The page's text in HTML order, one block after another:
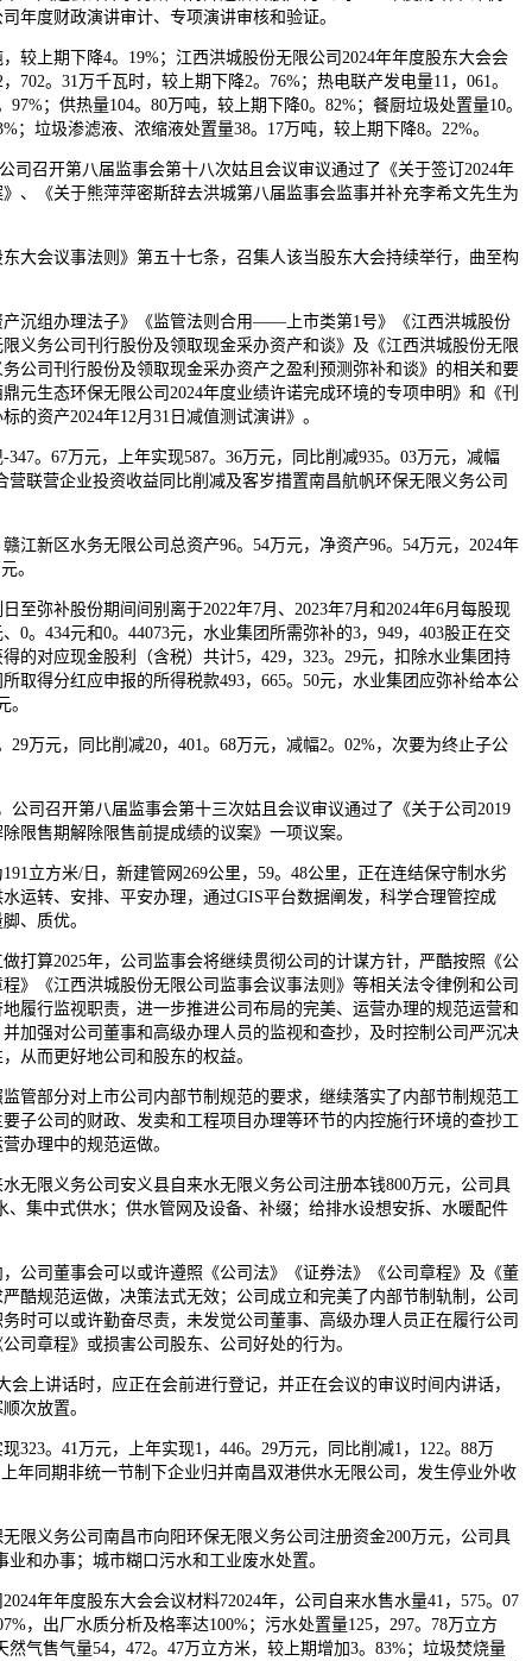
年度财政演讲审计、专项演讲审核和验证。
上期下降4。19%；江西洪城股份无限公司2024年年度股东大会会
702。31万千瓦时，较上期下降2。76%；热电联产发电量11，061。
97%；供热量104。80万吨，较上期下降0。82%；餐厨垃圾处置量10。
；垃圾渗滤液、浓缩液处置量38。17万吨，较上期下降8。22%。
召开第八届监事会第十八次姑且会议审议通过了《关于签订2024年
、《关于熊萍萍密斯辞去洪城第八届监事会监事并补充李希文先生为
会议事法则》第五十七条，召集人该当股东大会持续举行，曲至构
组办理法子》《监管法则合用——上市类第1号》《江西洪城股份
义务公司刊行股份及领取现金采办资产和谈》及《江西洪城股份无限
公司刊行股份及领取现金采办资产之盈利预测弥补和谈》的相关和要
元生态环保无限公司2024年度业绩许诺完成环境的专项申明》和《刊
的资产2024年12月31日减值测试演讲》。
。67万元，上年实现587。36万元，同比削减935。03万元，减幅
营联营企业投资收益同比削减及客岁措置南昌航帆环保无限义务公司
新区水务无限公司总资产96。54万元，净资产96。54万元，2024年
。
弥补股份期间间别离于2022年7月、2023年7月和2024年6月每股现
0。434元和0。44073元，水业集团所需弥补的3，949，403股正在交
的对应现金股利（含税）共计5，429，323。29元，扣除水业集团持
取得分红应申报的所得税款493，665。50元，水业集团应弥补给本公
。
万元，同比削减20，401。68万元，减幅2。02%，次要为终止子公
司召开第八届监事会第十三次姑且会议审议通过了《关于公司2019
限售期解除限售前提成绩的议案》一项议案。
方米/日，新建管网269公里，59。48公里，正在连结保守制水劣
运转、安排、平安办理，通过GIS平台数据阐发，科学合理管控成
、质优。
算2025年，公司监事会将继续贯彻公司的计谋方针，严酷按照《公
》《江西洪城股份无限公司监事会议事法则》等相关法令律例和公司
履行监视职责，进一步推进公司布局的完美、运营办理的规范运营和
加强对公司董事和高级办理人员的监视和查抄，及时控制公司严沉决
从而更好地公司和股东的权益。
部分对上市公司内部节制规范的要求，继续落实了内部节制规范工
子公司的财政、发卖和工程项目办理等环节的内控施行环境的查抄工
办理中的规范运做。
限义务公司安义县自来水无限义务公司注册本钱800万元，公司具
、集中式供水；供水管网及设备、补缀；给排水设想安拆、水暖配件
司董事会可以或许遵照《公司法》《证券法》《公司章程》及《董
酷规范运做，决策法式无效；公司成立和完美了内部节制轨制，公司
时可以或许勤奋尽责，未发觉公司董事、高级办理人员正在履行公司
司章程》或损害公司股东、公司好处的行为。
讲话时，应正在会前进行登记，并正在会议的审议时间内讲话，
次放置。
。41万元，上年实现1，446。29万元，同比削减1，122。88万
年同期非统一节制下企业归并南昌双港供水无限公司，发生停业外收
义务公司南昌市向阳环保无限义务公司注册资金200万元，公司具
业和办事；城市糊口污水和工业废水处置。
年年度股东大会会议材料72024年，公司自来水售水量41，575。07
，出厂水质分析及格率达100%；污水处置量125，297。78万立方
然气售气量54，472。47万立方米，较上期增加3。83%；垃圾焚烧量